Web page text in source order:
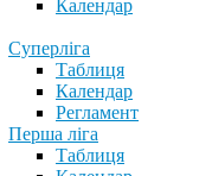
Календар
Суперліга
Таблиця
Календар
Регламент
Перша ліга
Таблиця